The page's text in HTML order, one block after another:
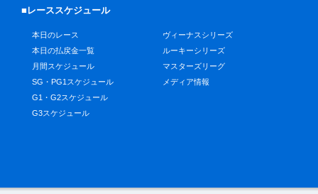
■レーススケジュール
本日のレース
本日の払戻金一覧
月間スケジュール
SG・PG1スケジュール
G1・G2スケジュール
G3スケジュール
ヴィーナスシリーズ
ルーキーシリーズ
マスターズリーグ
メディア情報